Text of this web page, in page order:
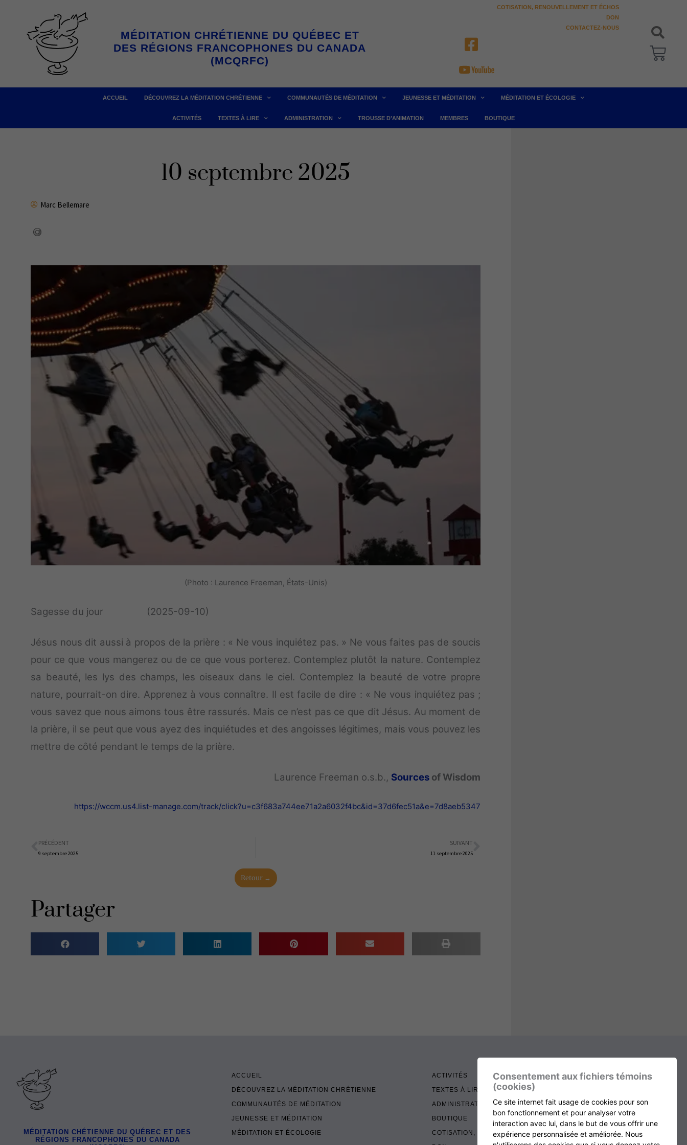
contenu
MÉDITATION CHRÉTIENNE DU QUÉBEC ET
DES RÉGIONS FRANCOPHONES DU CANADA
(MCQRFC)
COTISATION, RENOUVELLEMENT ET ÉCHOS
DON
CONTACTEZ-NOUS
ACCUEIL DÉCOUVREZ LA MÉDITATION CHRÉTIENNE COMMUNAUTÉS DE MÉDITATION JEUNESSE ET MÉDITATION MÉDITATION ET ÉCOLOGIE
ACTIVITÉS TEXTES À LIRE ADMINISTRATION TROUSSE D’ANIMATION MEMBRES BOUTIQUE
10 septembre 2025
Marc Bellemare
(Photo : Laurence Freeman, États-Unis)
Sagesse du jour (2025-09-10)
Jésus nous dit aussi à propos de la prière : « Ne vous inquiétez pas. » Ne vous faites pas de soucis
pour ce que vous mangerez ou de ce que vous porterez. Contemplez plutôt la nature. Contemplez
sa beauté, les lys des champs, les oiseaux dans le ciel. Contemplez la beauté de votre propre
nature, pourrait-on dire. Apprenez à vous connaître. Il est facile de dire : « Ne vous inquiétez pas ;
vous savez que nous aimons tous être rassurés. Mais ce n’est pas ce que dit Jésus. Au moment de
la prière, il se peut que vous ayez des inquiétudes et des angoisses légitimes, mais vous pouvez les
mettre de côté pendant le temps de la prière.
Laurence Freeman o.s.b., Sources of Wisdom
https://wccm.us4.list-manage.com/track/click?u=c3f683a744ee71a2a6032f4bc&id=37d6fec51a&e=7d8aeb5347
Précédent
PRÉCÉDENT
9 septembre 2025
SUIVANT
11 septembre 2025Suivant
Retour →
Partager
MÉDITATION CHÉTIENNE DU QUÉBEC ET DES
RÉGIONS FRANCOPHONES DU CANADA
ACCUEIL
DÉCOUVREZ LA MÉDITATION CHRÉTIENNE
COMMUNAUTÉS DE MÉDITATION
JEUNESSE ET MÉDITATION
MÉDITATION ET ÉCOLOGIE
ACTIVITÉS
TEXTES À LIRE
ADMINISTRATION
BOUTIQUE
COTISATION, RENOUVELLEMENT ET ÉCHOS
Consentement aux fichiers témoins
(cookies)
Ce site internet fait usage de cookies pour son
bon fonctionnement et pour analyser votre
interaction avec lui, dans le but de vous offrir une
expérience personnalisée et améliorée. Nous